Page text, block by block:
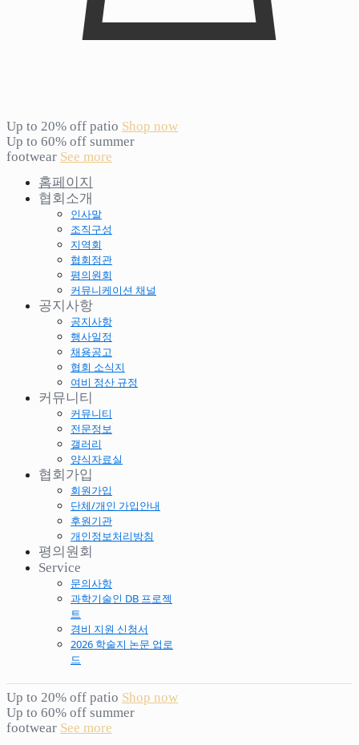
Up to 20% off patio Shop now
Up to 60% off summer
footwear See more
홈페이지
협회소개
인사말
조직구성
지역회
협회정관
평의원회
커뮤니케이션 채널
공지사항
공지사항
행사일정
채용공고
협회 소식지
여비 정산 규정
커뮤니티
커뮤니티
전문정보
갤러리
양식자료실
협회가입
회원가입
단체/개인 가입안내
후원기관
개인정보처리방침
평의원회
Service
문의사항
과학기술인 DB 프로젝
트
경비 지원 신청서
2026 학술지 논문 업로
드
Up to 20% off patio Shop now
Up to 60% off summer
footwear See more